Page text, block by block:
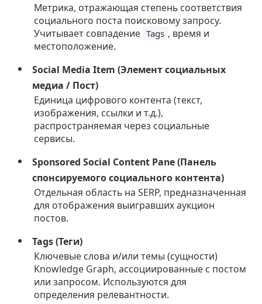
Метрика, отражающая степень соответствия
социального поста поисковому запросу.
Учитывает совпадение Tags , время и
местоположение.
Social Media Item (Элемент социальных
медиа / Пост)
Единица цифрового контента (текст,
изображения, ссылки и т.д.),
распространяемая через социальные
сервисы.
Sponsored Social Content Pane (Панель
спонсируемого социального контента)
Отдельная область на SERP, предназначенная
для отображения выигравших аукцион
постов.
Tags (Теги)
Ключевые слова и/или темы (сущности)
Knowledge Graph, ассоциированные с постом
или запросом. Используются для
определения релевантности.